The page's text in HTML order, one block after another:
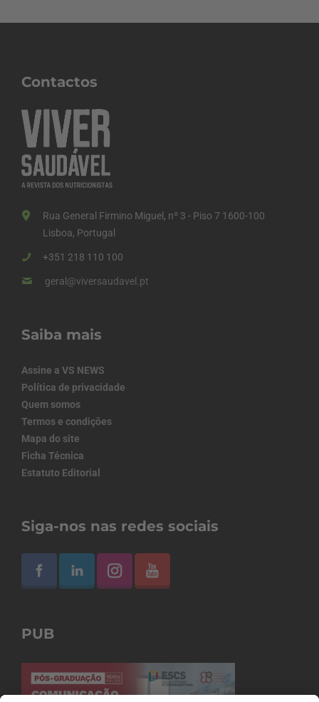
Contactos
Rua General Firmino Miguel, nº 3 - Piso 7 1600-100
Lisboa, Portugal
+351 218 110 100
geral@viversaudavel.pt
Saiba mais
Assine a VS NEWS
Política de privacidade
Quem somos
Termos e condições
Mapa do site
Ficha Técnica
Estatuto Editorial
Siga-nos nas redes sociais
PUB